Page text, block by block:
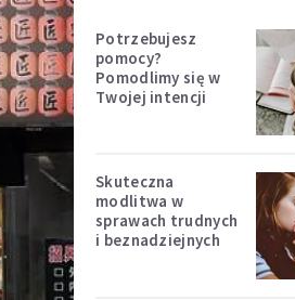
Potrzebujesz
pomocy?
Pomodlimy się w
Twojej intencji
Skuteczna
modlitwa w
sprawach trudnych
i beznadziejnych